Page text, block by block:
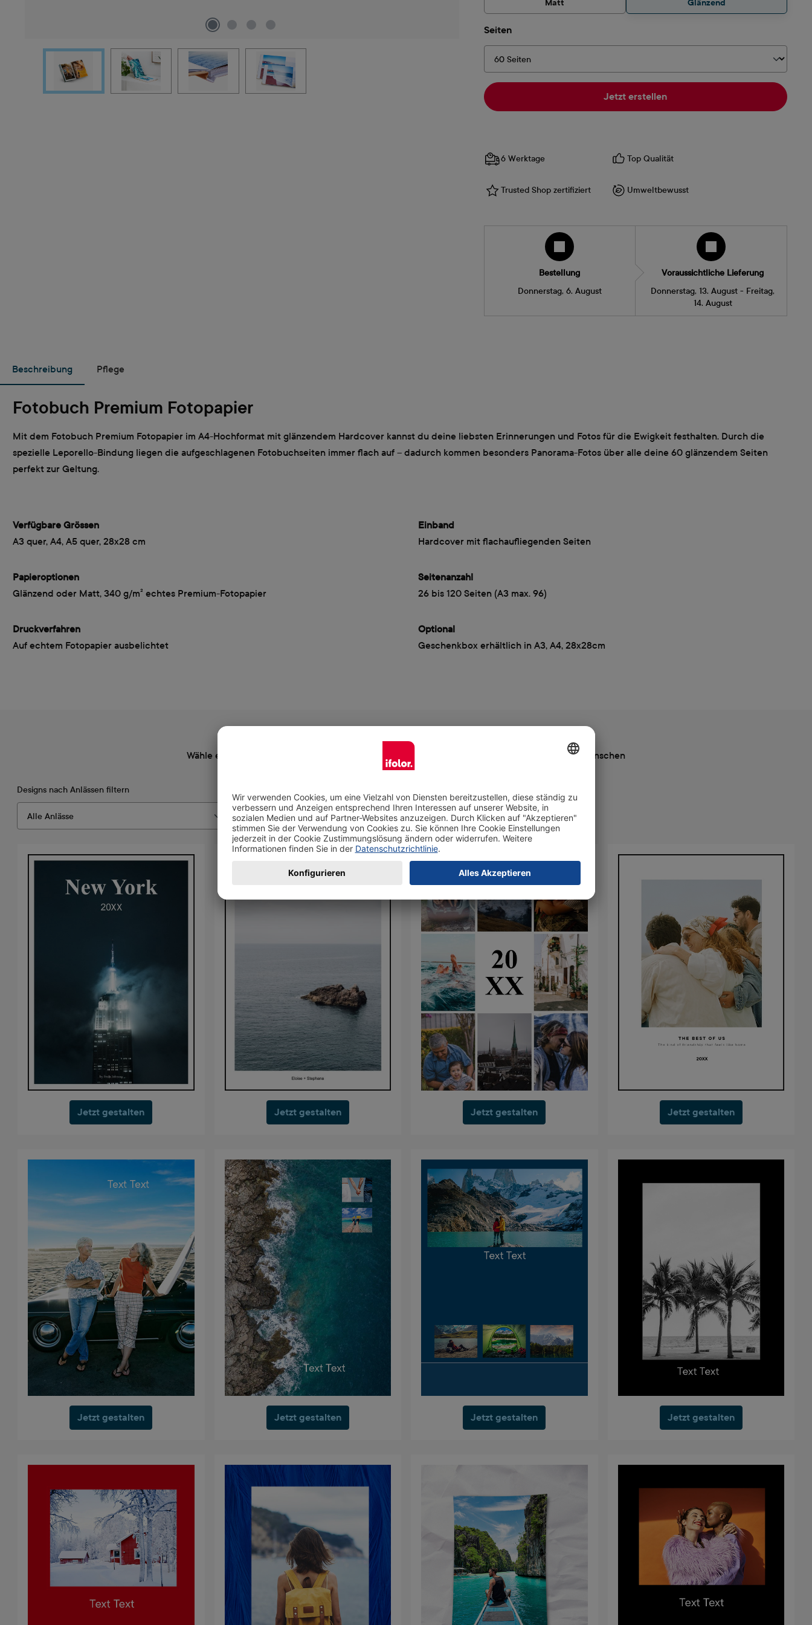
Matt Glänzend
Seitenauswählen
Jetzt erstellen
6 Werktage Top Qualität
Trusted Shop zertifiziert Umweltbewusst
Bestellung
Donnerstag, 6. August
Voraussichtliche Lieferung
Donnerstag, 13. August - Freitag,
14. August
Beschreibung Pflege
Fotobuch Premium Fotopapier
Mit dem Fotobuch Premium Fotopapier im A4-Hochformat mit glänzendem Hardcover kannst du deine liebsten Erinnerungen und Fotos für die Ewigkeit festhalten. Durch die
spezielle Leporello-Bindung liegen die aufgeschlagenen Fotobuchseiten immer flach auf – dadurch kommen besonders Panorama-Fotos über alle deine 60 glänzendem Seiten
perfekt zur Geltung.
Verfügbare Grössen
A3 quer, A4, A5 quer, 28x28 cm
Papieroptionen
Glänzend oder Matt, 340 g/m² echtes Premium-Fotopapier
Druckverfahren
Auf echtem Fotopapier ausbelichtet
Einband
Hardcover mit flachaufliegenden Seiten
Seitenanzahl
26 bis 120 Seiten (A3 max. 96)
Optional
Geschenkbox erhältlich in A3, A4, 28x28cm
Jetzt gestalten
Wähle ein Design, das zu deinem Anlass passt, und gestalte dein Produkt ganz nach deinen Wünschen
Designs nach Anlässen filtern
Jetzt gestalten Jetzt gestalten Jetzt gestalten Jetzt gestalten
Jetzt gestalten Jetzt gestalten Jetzt gestalten Jetzt gestalten